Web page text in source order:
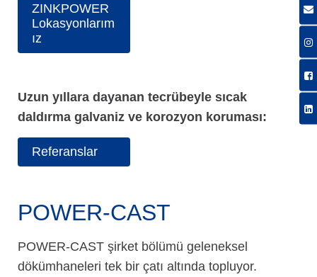
ZINKPOWER
Lokasyonlarım
ız
Uzun yıllara dayanan tecrübeyle sıcak
daldırma galvaniz ve korozyon koruması:
Referanslar
POWER-CAST
POWER-CAST şirket bölümü geleneksel
dökümhaneleri tek bir çatı altında topluyor.